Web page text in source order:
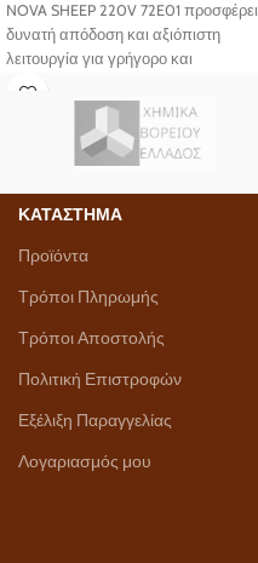
NOVA SHEEP 220V 72E01 προσφέρει
δυνατή απόδοση και αξιόπιστη
λειτουργία για γρήγορο και
αποτελεσματικό κούρεμα.
ΚΑΤΑΣΤΗΜΑ
Προϊόντα
Τρόποι Πληρωμής
Τρόποι Αποστολής
Πολιτική Επιστροφών
Εξέλιξη Παραγγελίας
Λογαριασμός μου